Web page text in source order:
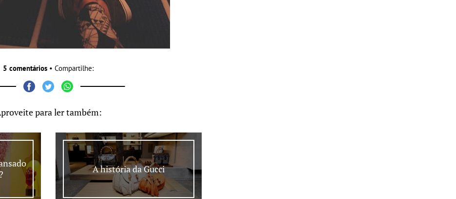
5 comentários • Compartilhe:
para ler também:
A história da Gucci